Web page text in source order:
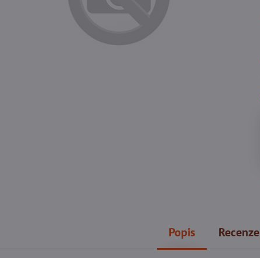
Popis Recenze